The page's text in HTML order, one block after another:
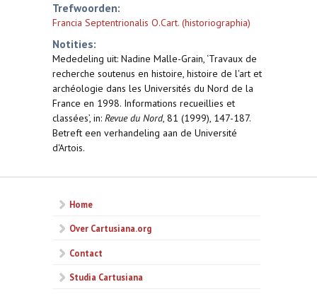
Trefwoorden:
Francia Septentrionalis O.Cart. (historiographia)
Notities:
Mededeling uit: Nadine Malle-Grain, ‘Travaux de
recherche soutenus en histoire, histoire de l'art et
archéologie dans les Universités du Nord de la
France en 1998. Informations recueillies et
classées’, in: Revue du Nord, 81 (1999), 147-187.
Betreft een verhandeling aan de Université
d'Artois.
Home
Over Cartusiana.org
Contact
Studia Cartusiana